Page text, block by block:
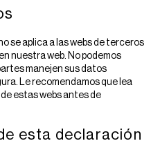
se aplica a las webs de terceros
nuestra web. No podemos
manejen sus datos
Le recomendamos que lea
estas webs antes de
esta declaración